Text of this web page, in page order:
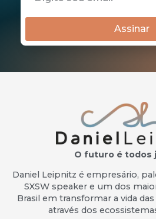
Assinar
O futuro é todos
Daniel Leipnitz é empresário,
SXSW speaker e um dos
Brasil em transformar a vida
através dos